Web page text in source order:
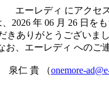
エーレディ にアクセ
2026 年 06 月 26 日を
きありがとうございま
お、エーレディ へのご
泉仁 貴 （onemore-